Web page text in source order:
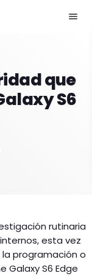
menu
que
S6
rutinaria
esta vez
programación o
S6 Edge